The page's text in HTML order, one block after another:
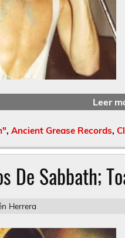
Leer
, Ancient Grease Records,
De Sabbath;
Herrera